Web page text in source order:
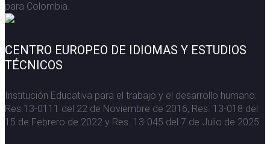
para Colombia.
CENTRO EUROPEO DE IDIOMAS Y ESTUDIOS
TÉCNICOS
Institución Educativa para el trabajo y el desarrollo humano:
Res.13-0111 del 22 de Noviembre de 2016, Res. 13-018 del
15 de Febrero de 2022 y Res. 13-045 del 7 de Julio de 2025.